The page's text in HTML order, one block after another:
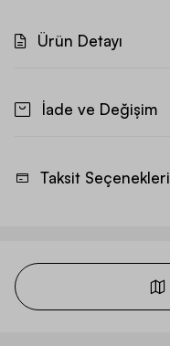
Ürün Detayı
İade ve Değişim
Taksit Seçenekleri